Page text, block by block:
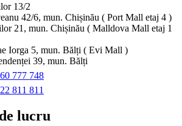
13/2
42/6, mun. Chișinău ( Port Mall etaj 4 )
21, mun. Chișinău ( Malldova Mall etaj 1
Iorga 5, mun. Bălți ( Evi Mall )
39, mun. Bălți
777 748
811 811
lucru